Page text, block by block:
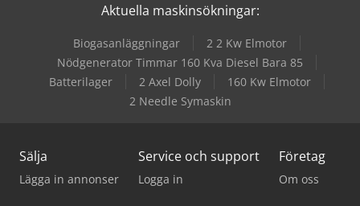
Aktuella maskinsökningar:
Biogasanläggningar
2 2 Kw Elmotor
Nödgenerator Timmar 160 Kva Diesel Bara 85
Batterilager
2 Axel Dolly
160 Kw Elmotor
2 Needle Symaskin
Sälja
Lägga in annonser
Service och support
Logga in
Företag
Om oss